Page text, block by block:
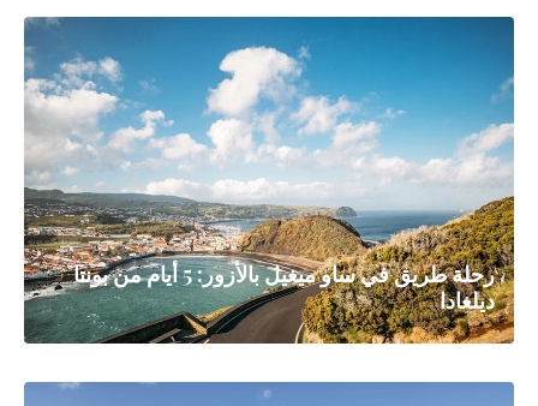
رحلة طريق في ساو ميغيل بالأزور: 5 أيام من بونتا
ديلغادا